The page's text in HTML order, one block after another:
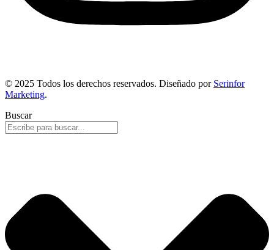
© 2025 Todos los derechos reservados. Diseñado por Serinfor
Marketing.
Buscar